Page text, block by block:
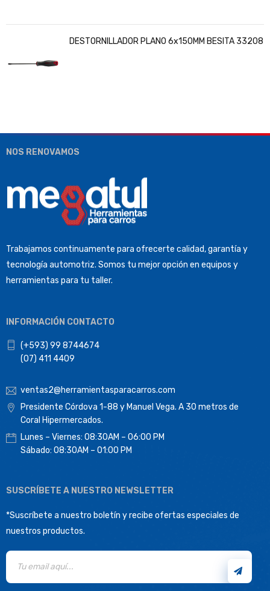
DESTORNILLADOR PLANO 6x150MM BESITA 33208
NOS RENOVAMOS
Trabajamos continuamente para ofrecerte calidad, garantía y
tecnología automotriz. Somos tu mejor opción en equipos y
herramientas para tu taller.
INFORMACIÓN CONTACTO
(+593) 99 8744674
(07) 411 4409
ventas2@herramientasparacarros.com
Presidente Córdova 1-88 y Manuel Vega. A 30 metros de
Coral Hipermercados.
Lunes – Viernes: 08:30AM – 06:00 PM
Sábado: 08:30AM – 01:00 PM
SUSCRÍBETE A NUESTRO NEWSLETTER
*Suscríbete a nuestro boletín y recibe ofertas especiales de
nuestros productos.